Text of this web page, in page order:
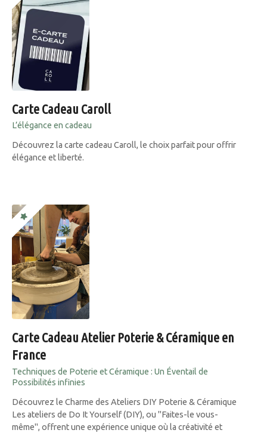
Carte Cadeau Caroll
L’élégance en cadeau
Découvrez la carte cadeau Caroll, le choix parfait pour offrir
élégance et liberté.
Carte Cadeau Atelier Poterie & Céramique en
France
Techniques de Poterie et Céramique : Un Éventail de
Possibilités infinies
Découvrez le Charme des Ateliers DIY Poterie & Céramique
Les ateliers de Do It Yourself (DIY), ou "Faites-le vous-
même", offrent une expérience unique où la créativité et